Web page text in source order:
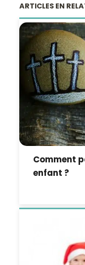
ARTICLES EN
Comment
enfant ?